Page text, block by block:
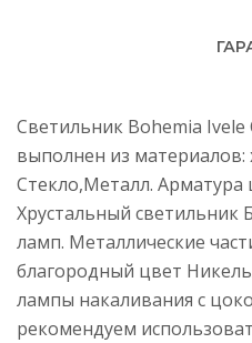
Светильник Bohemia Ivele
выполнен из материалов:
Стекло,Металл. Арматура
Хрустальный светильник
ламп. Металлические
благородный цвет
лампы накаливания с
рекомендуем